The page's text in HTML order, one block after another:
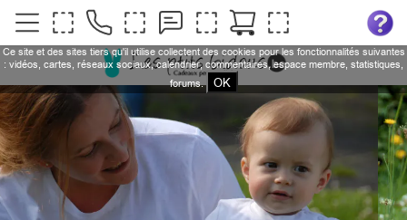
Ce site et des sites tiers qu'il utilise collectent des cookies pour les fonctionnalités suivantes
: vidéos, cartes, réseaux sociaux, calendrier, commentaires, espace membre, statistiques,
forums.
OK